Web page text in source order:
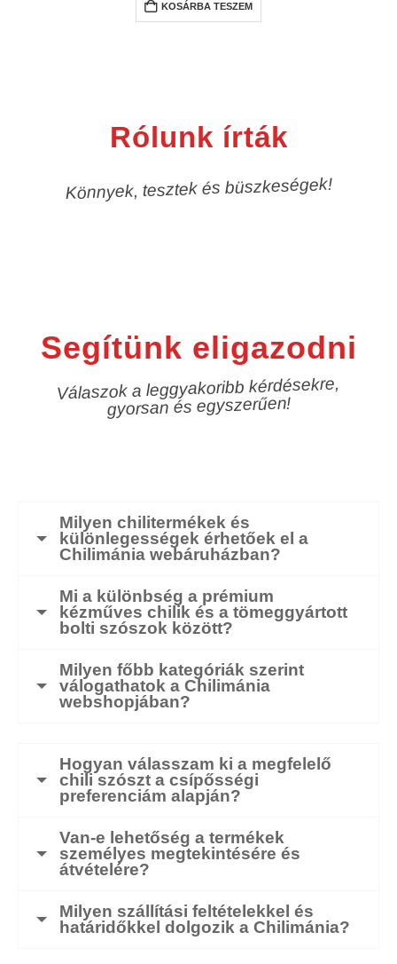
KOSÁRBA TESZEM
Rólunk írták
Könnyek, tesztek és büszkeségek!
Segítünk eligazodni
Válaszok a leggyakoribb kérdésekre,
gyorsan és egyszerűen!
Milyen chilitermékek és
különlegességek érhetőek el a
Chilimánia webáruházban?
Mi a különbség a prémium
kézműves chilik és a tömeggyártott
bolti szószok között?
Milyen főbb kategóriák szerint
válogathatok a Chilimánia
webshopjában?
Hogyan válasszam ki a megfelelő
chili szószt a csípősségi
preferenciám alapján?
Van-e lehetőség a termékek
személyes megtekintésére és
átvételére?
Milyen szállítási feltételekkel és
határidőkkel dolgozik a Chilimánia?